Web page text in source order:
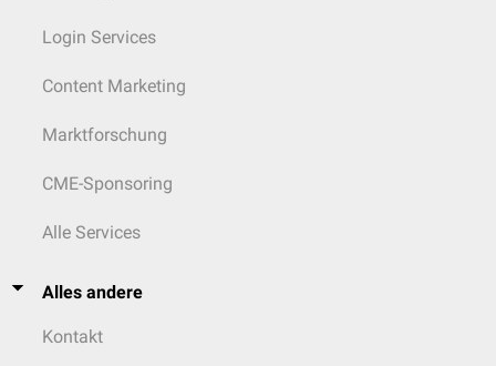
Login Services
Content Marketing
Marktforschung
CME-Sponsoring
Alle Services
Alles andere
Kontakt